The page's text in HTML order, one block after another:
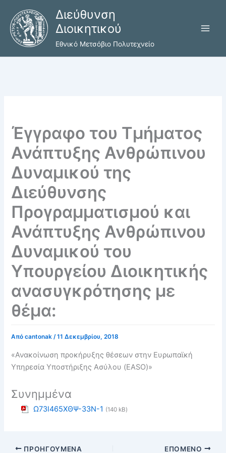
περιεχόμενο
Διεύθυνση
Διοικητικού
Εθνικό Μετσόβιο Πολυτεχνείο
Έγγραφο του Τμήματος
Ανάπτυξης Ανθρώπινου
Δυναμικού της
Διεύθυνσης
Προγραμματισμού και
Ανάπτυξης Ανθρώπινου
Δυναμικού του
Υπουργείου Διοικητικής
ανασυγκρότησης με
θέμα:
Απόcantonak/11 Δεκεμβρίου, 2018
«Ανακοίνωση προκήρυξης θέσεων στην Ευρωπαϊκή
Υπηρεσία Υποστήριξης Ασύλου (EASO)»
Συνημμένα
Ω73Ι465ΧΘΨ-33Ν-1 (140 kB)
ΠΡΟΗΓΟΎΜΕΝΑ ΕΠΌΜΕΝΟ